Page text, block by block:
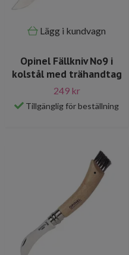
Lägg i kundvagn
Opinel Fällkniv No9 i
kolstål med trähandtag
249 kr
Tillgänglig för beställning